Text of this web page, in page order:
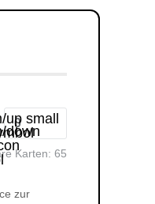
Karten: 65
zur